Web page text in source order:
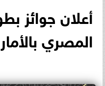
أعلان جوائز
المصري